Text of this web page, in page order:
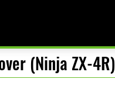
(Ninja ZX-4R)